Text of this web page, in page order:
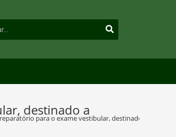
destinado a
para o exame vestibular, destinado a